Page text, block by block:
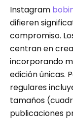
Instagram
difieren
compromiso.
centran en
incorporando
edición únicas.
regulares
tamaños
publicaciones